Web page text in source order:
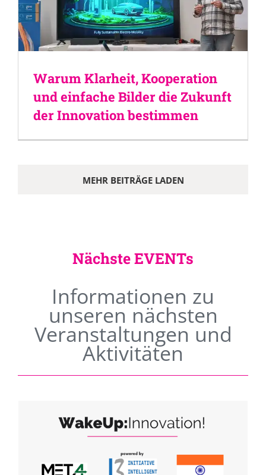
Warum Klarheit, Kooperation
und einfache Bilder die Zukunft
der Innovation bestimmen
MEHR BEITRÄGE LADEN
Nächste EVENTs
Informationen zu
unseren nächsten
Veranstaltungen und
Aktivitäten